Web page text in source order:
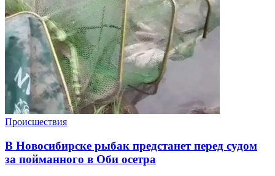
Происшествия
В Новосибирске рыбак предстанет перед судом
за пойманного в Оби осетра